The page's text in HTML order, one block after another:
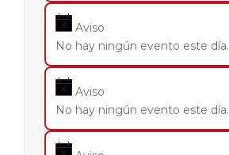
Aviso
No hay ningún evento este día.
Aviso
No hay ningún evento este día.